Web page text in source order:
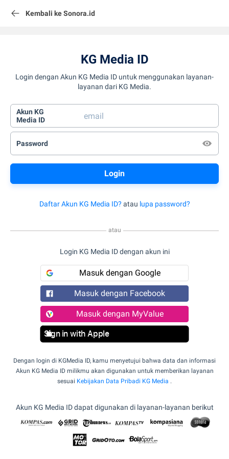
Kembali ke Sonora.id
KG Media ID
Login dengan Akun KG Media ID untuk menggunakan layanan-
layanan dari KG Media.
Akun KG
Media ID
Password
Daftar Akun KG Media ID? atau lupa password?
atau
Login KG Media ID dengan akun ini
Masuk dengan Google
Masuk dengan Facebook
Masuk dengan MyValue
Sign in with Apple
Dengan login di KGMedia ID, kamu menyetujui bahwa data dan informasi
Akun KG Media ID milikmu akan digunakan untuk memberikan layanan
sesuai Kebijakan Data Pribadi KG Media .
Akun KG Media ID dapat digunakan di layanan-layanan berikut